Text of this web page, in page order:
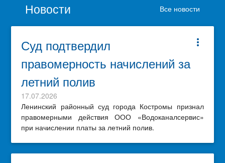
Новости Все новости
more_vert
Суд подтвердил
правомерность начислений за
летний полив
17.07.2026
Ленинский районный суд города Костромы признал
правомерными действия ООО «Водоканалсервис»
при начислении платы за летний полив.